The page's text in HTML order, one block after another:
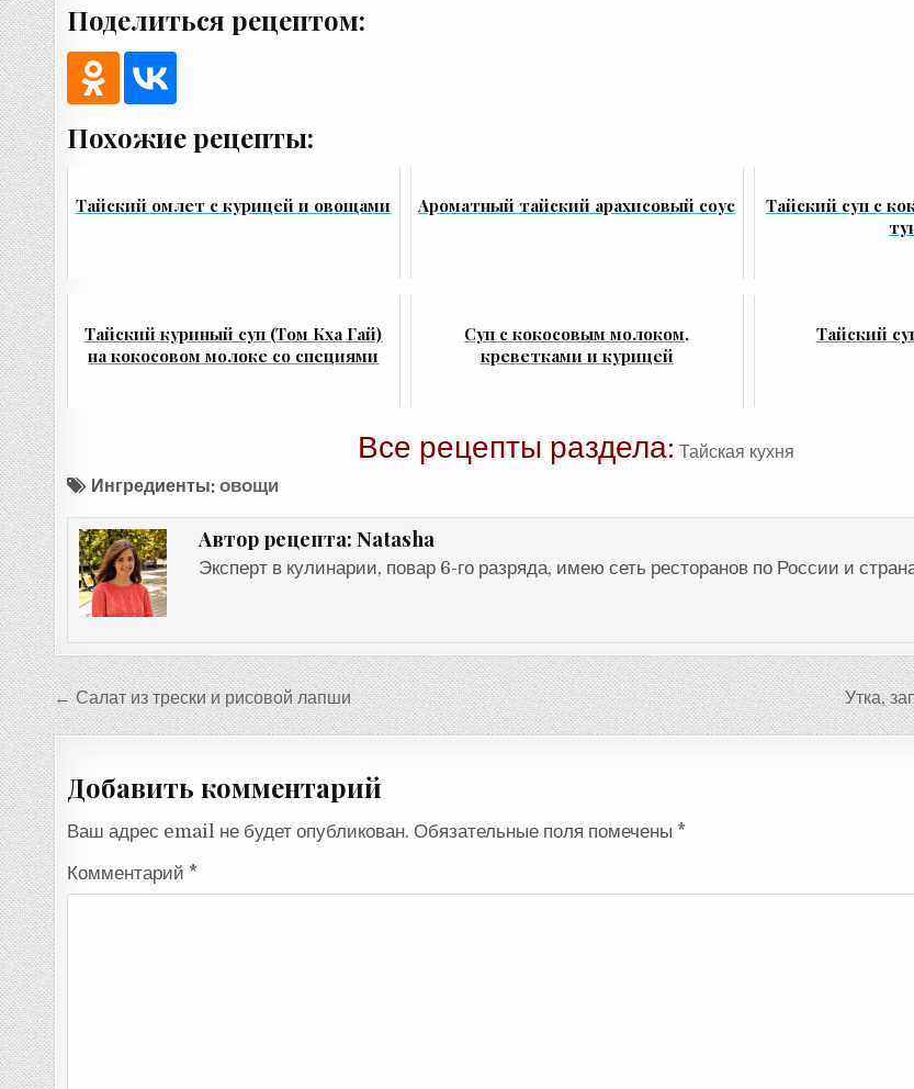
Поделиться рецептом:
Похожие рецепты:
Тайский омлет с курицей и овощами Ароматный тайский арахисовый соус
Тайский суп с
Тайский куриный суп (Том Кха Гай)
на кокосовом молоке со специями
Суп с кокосовым молоком,
креветками и курицей
Тайский
Все рецепты раздела: Тайская кухня
Ингредиенты:овощи
Автор рецепта: Natasha
Эксперт в кулинарии, повар 6-го разряда, имею сеть ресторанов по России и
Навигация
по
записям
← Салат из трески и рисовой лапши Утка,
Добавить комментарий
Ваш адрес email не будет опубликован. Обязательные поля помечены *
Комментарий *